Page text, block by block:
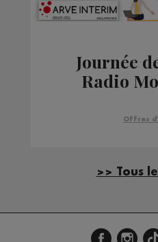
Journée
Radio
Offres
>> Tous